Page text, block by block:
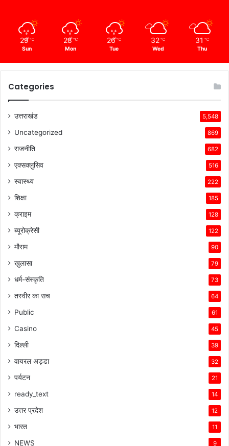
29 ℃
Sun
28 ℃
Mon
26 ℃
Tue
32 ℃
Wed
31 ℃
Thu
Categories
उत्तराखंड 5,548
Uncategorized 869
राजनीति 682
एक्सक्लुसिव 516
स्वास्थ्य 222
शिक्षा 185
क्राइम 128
ब्यूरोक्रेसी 122
मौसम 90
खुलासा 79
धर्म-संस्कृति 73
तस्वीर का सच 64
Public 61
Casino 45
दिल्ली 39
वायरल अड्डा 32
पर्यटन 21
ready_text 14
उत्तर प्रदेश 12
भारत 11
NEWS 9